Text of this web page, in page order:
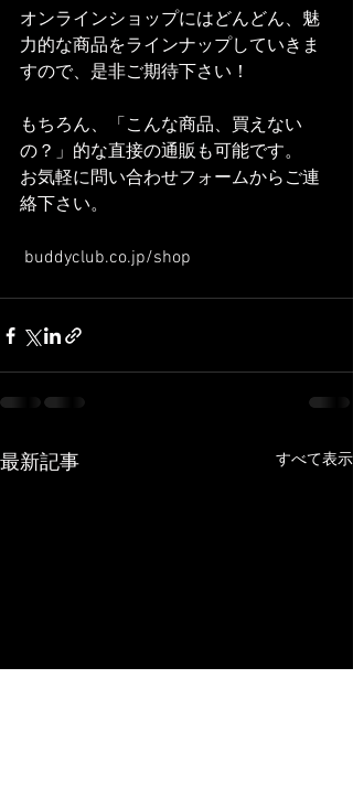
オンラインショップにはどんどん、魅
力的な商品をラインナップしていきま
すので、是非ご期待下さい！
もちろん、「こんな商品、買えない
の？」的な直接の通販も可能です。
お気軽に問い合わせフォームからご連
絡下さい。
buddyclub.co.jp/shop
最新記事 すべて表示